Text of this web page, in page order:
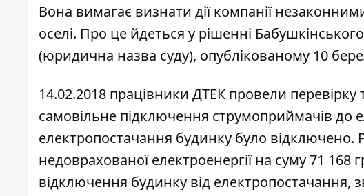
Вона вимагає визнати дії компанії
оселі. Про це йдеться у рішенні
(юридична назва суду), опублікованому 10
14.02.2018 працівники ДТЕК провели
самовільне підключення струмоприймачів до
електропостачання будинку було відключено.
недоврахованої електроенергіїна суму 71 168
відключення будинку від електропостачання,